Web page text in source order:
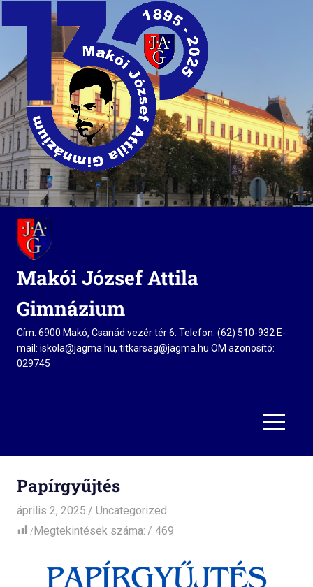
Skip
content
Makói József Attila
Gimnázium
Cím: 6900 Makó, Csanád vezér tér 6. Telefon: (62) 510-932 E-
mail: iskola@jagma.hu, titkarsag@jagma.hu OM azonosító:
029745
MENU
Papírgyűjtés
április 2, 2025 admin
Uncategorized
Megtekintések száma:
469